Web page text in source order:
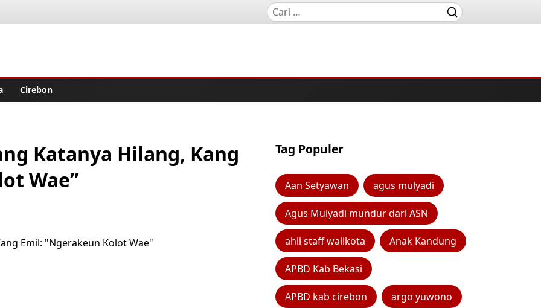
Cirebon
Katanya Hilang, Kang
Wae”
Tag Populer
Aan Setyawan agus mulyadi
Agus Mulyadi mundur dari ASN
ahli staff walikota Anak Kandung
APBD Kab Bekasi
APBD kab cirebon argo yuwono